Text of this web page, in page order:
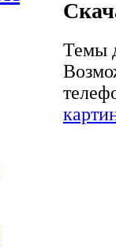
Темы